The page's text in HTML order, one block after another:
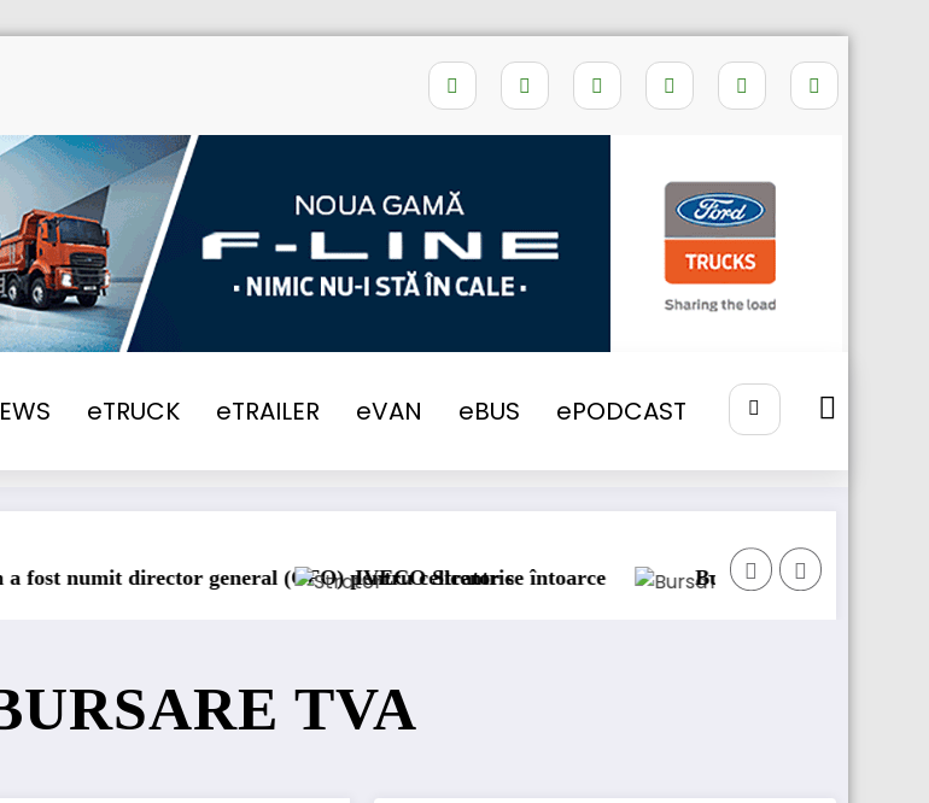
eTRUCK eTRAILER eVAN eBUS ePODCAST
GRESELI RAMBURSARE TVA
general (CFO) pentru cellcentric
IVECO Strator se întoarce BursaTransport/123cargo introduce o
TVA